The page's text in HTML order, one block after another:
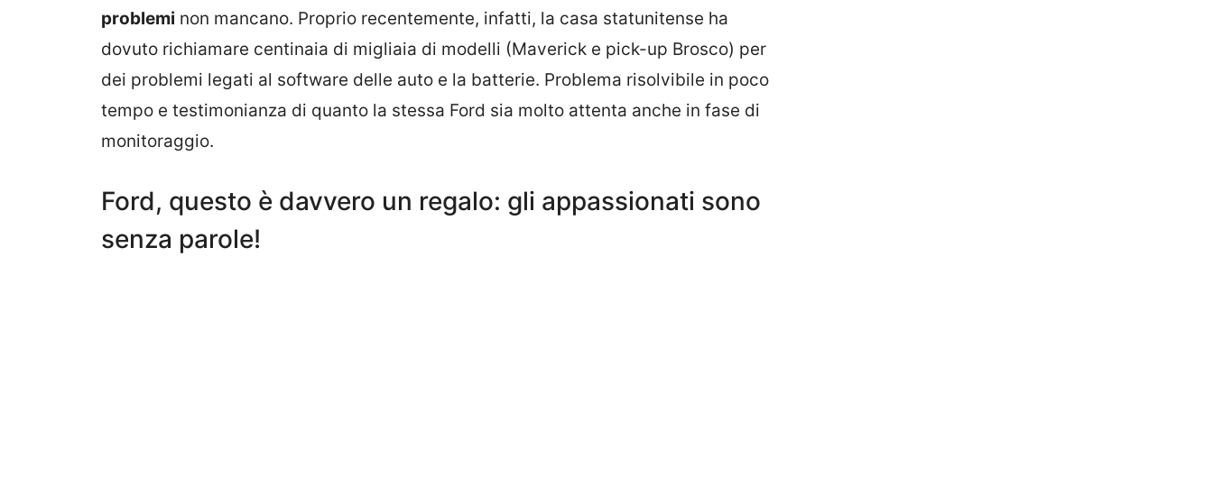
problemi non mancano. Proprio recentemente, infatti, la casa statunitense ha
dovuto richiamare centinaia di migliaia di modelli (Maverick e pick-up Brosco) per
dei problemi legati al software delle auto e la batterie. Problema risolvibile in poco
tempo e testimonianza di quanto la stessa Ford sia molto attenta anche in fase di
monitoraggio.
Ford, questo è davvero un regalo: gli appassionati sono
senza parole!